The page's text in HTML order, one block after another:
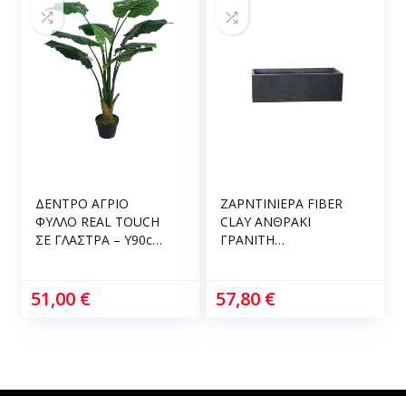
ΔΕΝΤΡΟ ΑΓΡΙΟ
ΦΥΛΛΟ REAL TOUCH
ΣΕ ΓΛΑΣΤΡΑ – Y90cm
51,00 €
ΖΑΡΝΤΙΝΙΕΡΑ FIBER
CLAY ΑΝΘΡΑΚΙ
ΓΡΑΝΙΤΗ
00-20721-M
57,80 €